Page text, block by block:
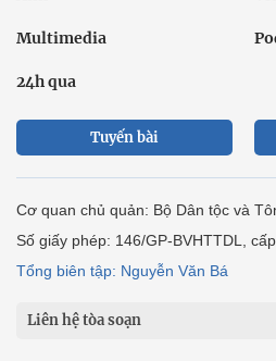
Multimedia
24h qua
Tuyến bài
Cơ quan chủ quản: Bộ Dân tộc và
Số giấy phép: 146/GP-BVHTTDL,
Tổng biên tập: Nguyễn Văn Bá
Liên hệ tòa soạn